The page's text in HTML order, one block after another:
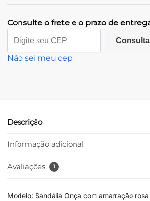
Consulte o frete e o prazo de
Não sei meu cep
Descrição
Informação adicional
Avaliações 1
Modelo: Sandália Onça com amarração